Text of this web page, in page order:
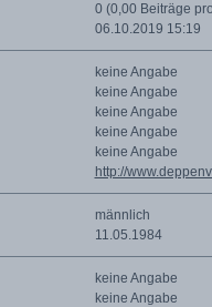
0 (0,00 Beiträge
06.10.2019 15:19
keine Angabe
keine Angabe
keine Angabe
keine Angabe
keine Angabe
http://
männlich
11.05.1984
keine Angabe
keine Angabe